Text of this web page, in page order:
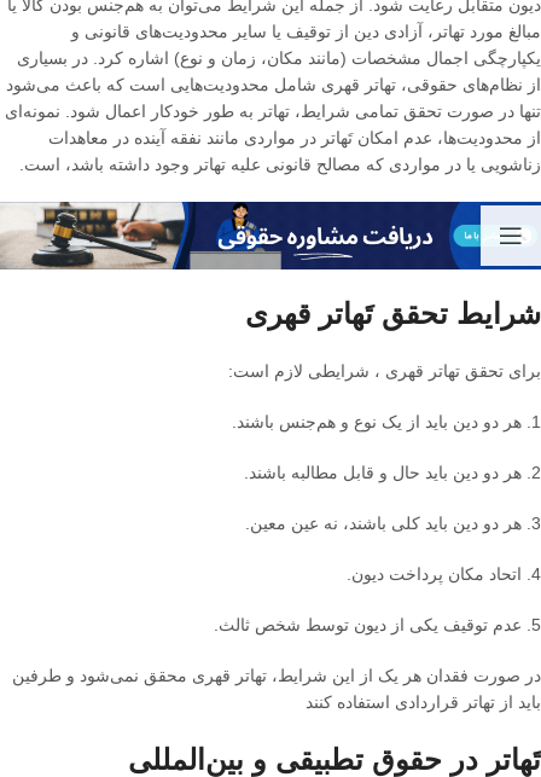
دیون متقابل رعایت شود.
از جمله این شرایط می‌توان به هم‌جنس بودن کالا یا
مبالغ مورد تهاتر، آزادی دین از توقیف یا سایر محدودیت‌های قانونی و
یکپارچگی اجمال مشخصات (مانند مکان، زمان و نوع) اشاره کرد. در بسیاری
از نظام‌های حقوقی، تهاتر قهری شامل محدودیت‌هایی است که باعث می‌شود
تنها در صورت تحقق تمامی شرایط، تهاتر به طور خودکار اعمال شود. نمونه‌ای
از محدودیت‌ها، عدم امکان تَهاتر در مواردی مانند نفقه آینده در معاهدات
زناشویی یا در مواردی که مصالح قانونی علیه تهاتر وجود داشته باشد، است.
شرایط تحقق تَهاتر قهری
برای تحقق تهاتر قهری ، شرایطی لازم است:
1. هر دو دین باید از یک نوع و هم‌جنس باشند
2. هر دو دین باید حال و قابل مطالبه باشند
3. هر دو دین باید کلی باشند، نه عین معین
4. اتحاد مکان پرداخت دیون
5. عدم توقیف یکی از دیون توسط شخص ثالث
در صورت فقدان هر یک از این شرایط، تهاتر قهری محقق نمی‌شود و طرفین
باید از تهاتر قراردادی استفاده کنند
تَهاتر در حقوق تطبیقی و بین‌المللی